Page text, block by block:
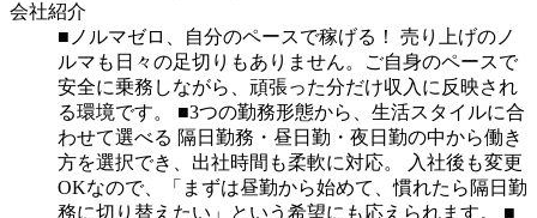
会社紹介
■ノルマゼロ、自分のペースで稼げる！ 売り上げのノ
ルマも日々の足切りもありません。ご自身のペースで
安全に乗務しながら、頑張った分だけ収入に反映され
る環境です。 ■3つの勤務形態から、生活スタイルに合
わせて選べる 隔日勤務・昼日勤・夜日勤の中から働き
方を選択でき、出社時間も柔軟に対応。 入社後も変更
OKなので、「まずは昼勤から始めて、慣れたら隔日勤
務に切り替えたい」という希望にも応えられます。 ■